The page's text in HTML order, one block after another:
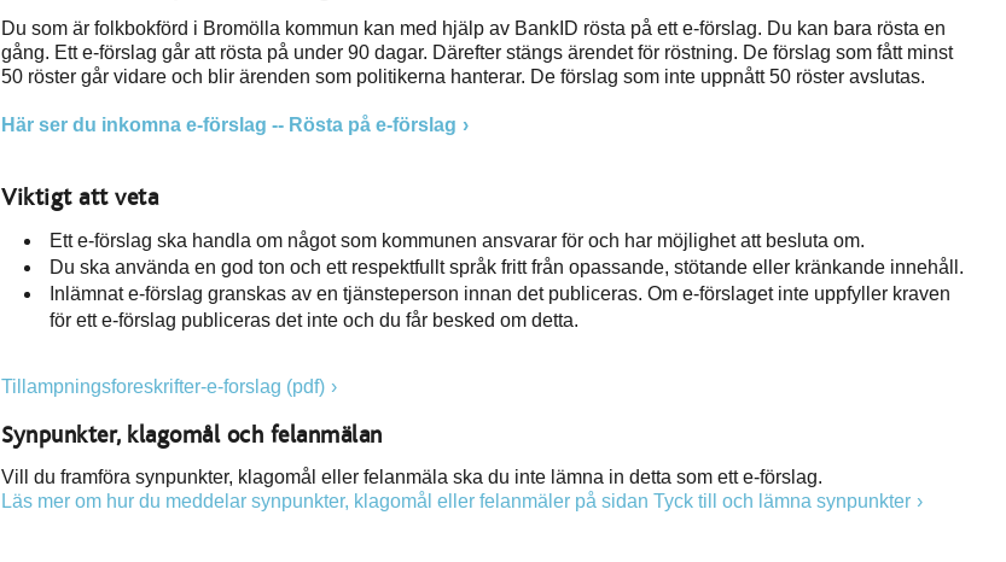
Du som är folkbokförd i Bromölla kommun kan med hjälp av BankID rösta på ett e-förslag. Du kan bara rösta en
gång. Ett e-förslag går att rösta på under 90 dagar. Därefter stängs ärendet för röstning. De förslag som fått minst
50 röster går vidare och blir ärenden som politikerna hanterar. De förslag som inte uppnått 50 röster avslutas.
Här ser du inkomna e-förslag -- Rösta på e-förslag
Viktigt att veta
Ett e-förslag ska handla om något som kommunen ansvarar för och har möjlighet att besluta om.
Du ska använda en god ton och ett respektfullt språk fritt från opassande, stötande eller kränkande innehåll.
Inlämnat e-förslag granskas av en tjänsteperson innan det publiceras. Om e-förslaget inte uppfyller kraven
för ett e-förslag publiceras det inte och du får besked om detta.
Tillampningsforeskrifter-e-forslag (pdf)
Synpunkter, klagomål och felanmälan
Vill du framföra synpunkter, klagomål eller felanmäla ska du inte lämna in detta som ett e-förslag.
Läs mer om hur du meddelar synpunkter, klagomål eller felanmäler på sidan Tyck till och lämna synpunkter